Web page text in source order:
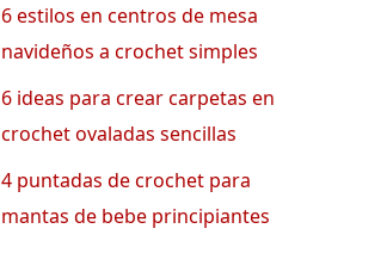
6 estilos en centros de mesa
navideños a crochet simples
6 ideas para crear carpetas en
crochet ovaladas sencillas
4 puntadas de crochet para
mantas de bebe principiantes